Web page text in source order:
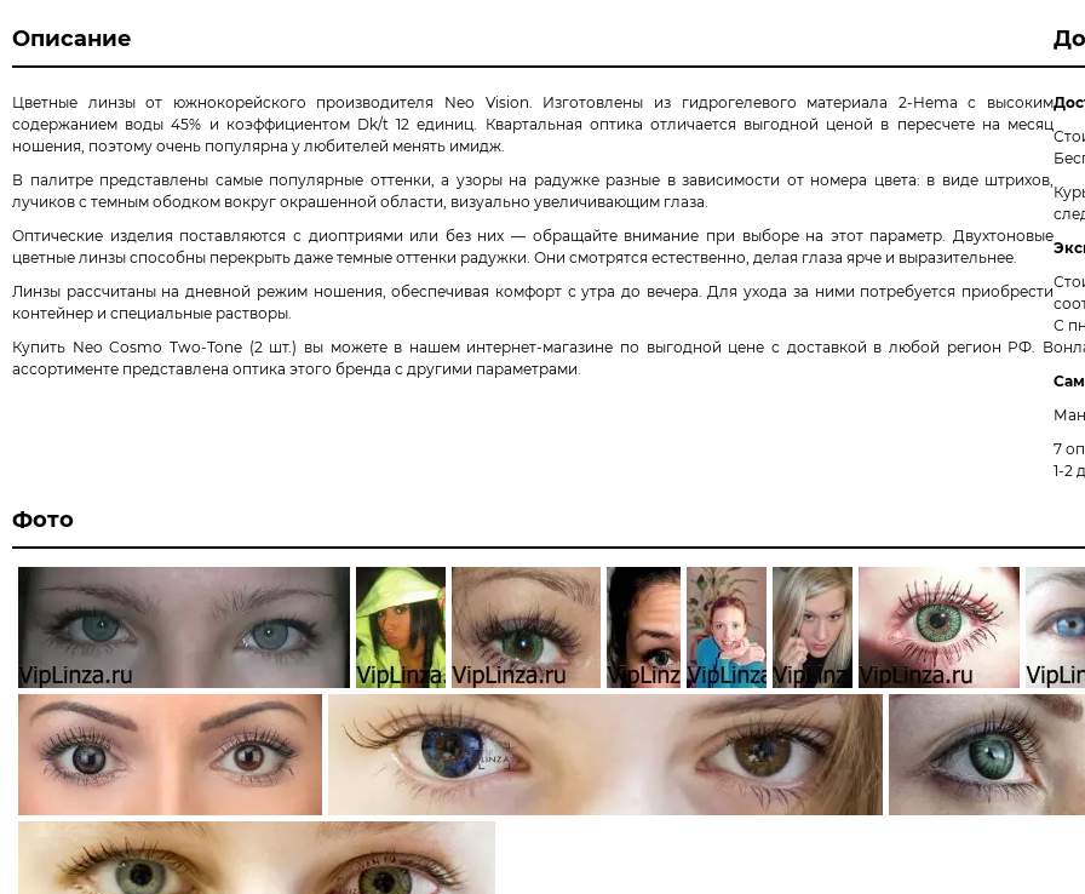
Описание
Цветные линзы от южнокорейского производителя Neo Vision. Изготовлены из гидрогелевого материала 2-Hema с высоким
содержанием воды 45% и коэффициентом Dk/t 12 единиц. Квартальная оптика отличается выгодной ценой в пересчете на месяц
ношения, поэтому очень популярна у любителей менять имидж.
В палитре представлены самые популярные оттенки, а узоры на радужке разные в зависимости от номера цвета: в виде штрихов,
лучиков с темным ободком вокруг окрашенной области, визуально увеличивающим глаза.
Оптические изделия поставляются с диоптриями или без них — обращайте внимание при выборе на этот параметр. Двухтоновые
цветные линзы способны перекрыть даже темные оттенки радужки. Они смотрятся естественно, делая глаза ярче и выразительнее.
Линзы рассчитаны на дневной режим ношения, обеспечивая комфорт с утра до вечера. Для ухода за ними потребуется приобрести
контейнер и специальные растворы.
Купить Neo Cosmo Two-Tone (2 шт.) вы можете в нашем интернет-магазине по выгодной цене с доставкой в любой регион РФ. В
ассортименте представлена оптика этого бренда с другими параметрами.
С
7
1-2
Фото